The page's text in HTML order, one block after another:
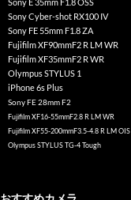
Sony E 35mm F1.8 OSS
Sony Cyber-shot RX100 IV
Sony FE 55mm F1.8 ZA
Fujifilm XF90mmF2 R LM WR
Fujifilm XF35mmF2 R WR
Olympus STYLUS 1
iPhone 6s Plus
Sony FE 28mm F2
Fujifilm XF16-55mmF2.8 R LM WR
Fujifilm XF55-200mmF3.5-4.8 R LM OIS
Olympus STYLUS TG-4 Tough